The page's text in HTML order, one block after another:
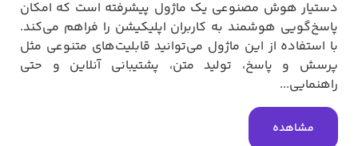
دستیار هوش مصنوعی یک ماژول پیشرفته است که امکان
پاسخ‌گویی هوشمند به کاربران اپلیکیشن را فراهم می‌کند.
با استفاده از این ماژول می‌توانید قابلیت‌های متنوعی مثل
پرسش و پاسخ، تولید متن، پشتیبانی آنلاین و حتی
راهنمایی...
مشاهده